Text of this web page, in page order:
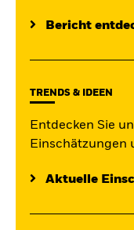
Bericht
TRENDS & IDEEN
Entdecken Sie
Einschätzungen
Aktuelle